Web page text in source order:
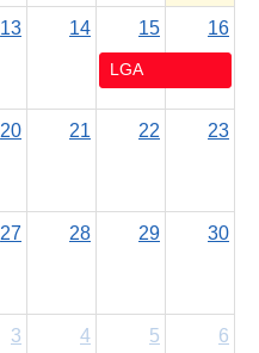
13 14 15
LGA
16
20 21 22 23
27 28 29 30
3 4 5 6